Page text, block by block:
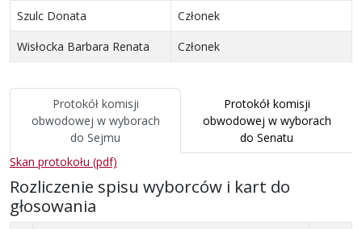
Szulc Donata
Członek
Wisłocka Barbara Renata
Członek
Protokół komisji
obwodowej w wyborach
do Sejmu
Protokół komisji
obwodowej w wyborach
do Senatu
Skan protokołu (pdf)
Rozliczenie spisu wyborców i kart do
głosowania